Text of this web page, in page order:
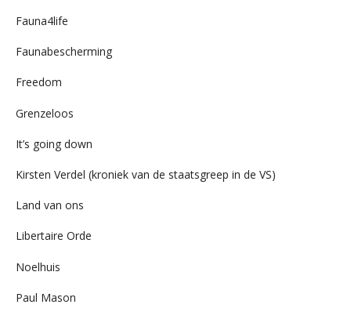
Fauna4life
Faunabescherming
Freedom
Grenzeloos
It’s going down
Kirsten Verdel (kroniek van de staatsgreep in de VS)
Land van ons
Libertaire Orde
Noelhuis
Paul Mason